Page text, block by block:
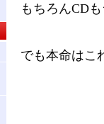
もちろんCD
でも本命はこ